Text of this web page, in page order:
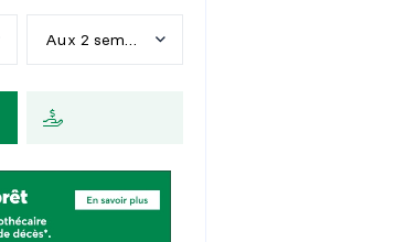
Aux 2 semaines
ensuelle